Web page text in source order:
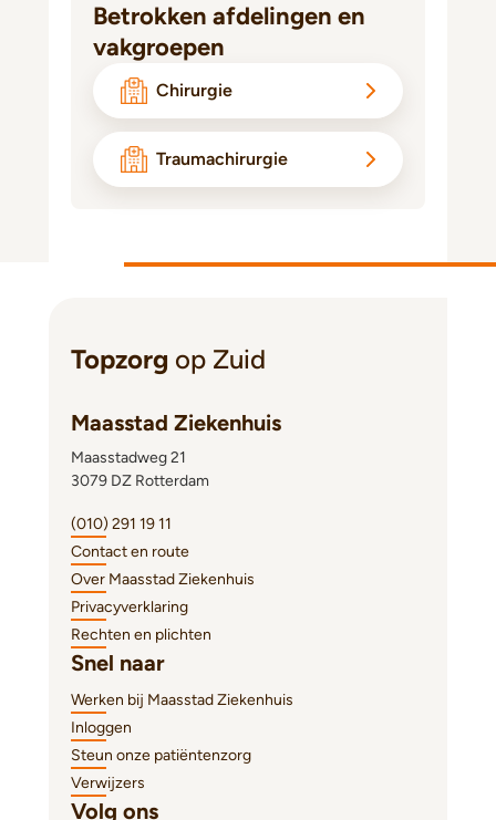
Betrokken afdelingen en
vakgroepen
Chirurgie
Traumachirurgie
Topzorg op Zuid
Maasstad Ziekenhuis
Maasstadweg 21
3079 DZ Rotterdam
(010) 291 19 11
Contact en route
Over Maasstad Ziekenhuis
Privacyverklaring
Rechten en plichten
Snel naar
Werken bij Maasstad Ziekenhuis
Inloggen
Steun onze patiëntenzorg
Verwijzers
Volg ons